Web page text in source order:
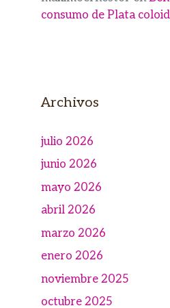
consumo de Plata
Archivos
julio 2026
junio 2026
mayo 2026
abril 2026
marzo 2026
enero 2026
noviembre 2025
octubre 2025